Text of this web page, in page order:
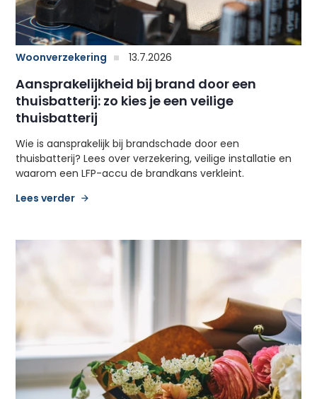
Woonverzekering 13.7.2026
Aansprakelijkheid bij brand door een
thuisbatterij: zo kies je een veilige
thuisbatterij
Wie is aansprakelijk bij brandschade door een
thuisbatterij? Lees over verzekering, veilige installatie en
waarom een LFP-accu de brandkans verkleint.
Lees verder